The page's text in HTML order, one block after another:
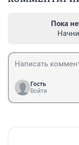
Пока
Гость
Войти